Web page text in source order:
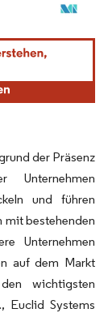
gemäß
der Präsenz
und führen
mit bestehenden
Unternehmen
auf dem Markt
wichtigsten
Euclid Systems